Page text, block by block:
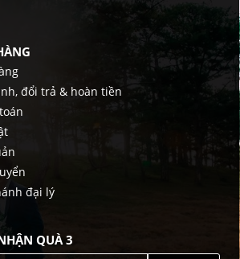
đổi trả & hoàn tiền
đại lý
QUÀ 3